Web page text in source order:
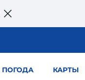
ПОГОДА КАРТЫ